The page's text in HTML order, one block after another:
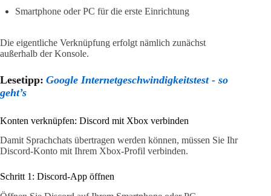
Smartphone oder PC für die erste Einrichtung
Die eigentliche Verknüpfung erfolgt nämlich zunächst
außerhalb der Konsole.
Lesetipp: Google Internetgeschwindigkeitstest - so
geht’s
Konten verknüpfen: Discord mit Xbox verbinden
Damit Sprachchats übertragen werden können, müssen Sie Ihr
Discord-Konto mit Ihrem Xbox-Profil verbinden.
Schritt 1: Discord-App öffnen